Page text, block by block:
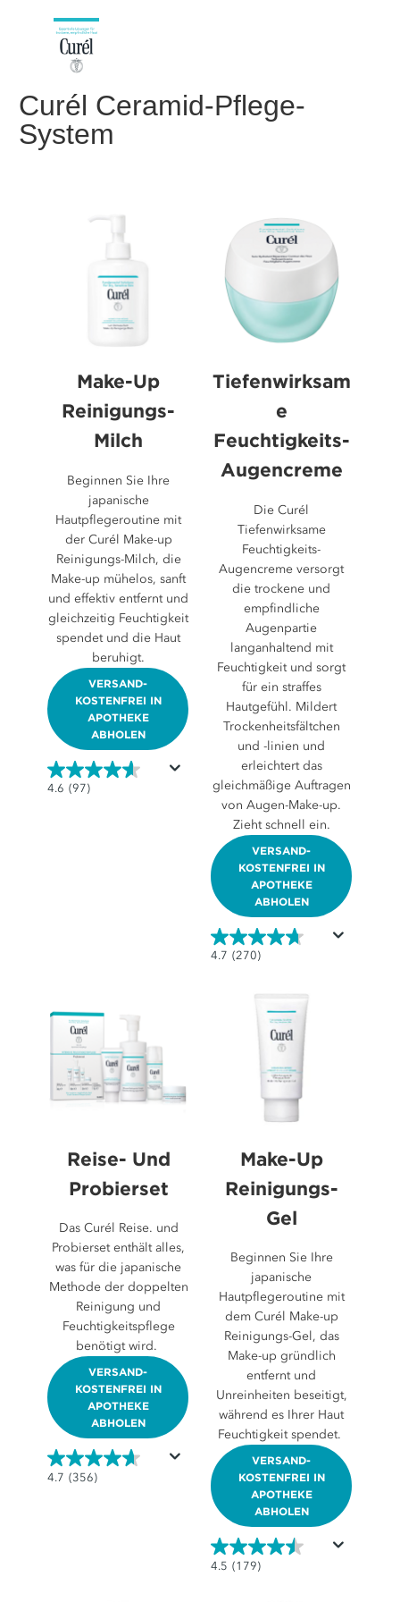
Curél Ceramid-Pflege-
System
Make-Up
Reinigungs-
Milch
Beginnen Sie Ihre
japanische
Hautpflegeroutine mit
der Curél Make-up
Reinigungs-Milch, die
Make-up mühelos, sanft
und effektiv entfernt und
gleichzeitig Feuchtigkeit
spendet und die Haut
beruhigt.
VERSAND-
KOSTENFREI IN
APOTHEKE
ABHOLEN
4.6 (97)
4.6
Tiefenwirksam
e
Feuchtigkeits-
Augencreme
Die Curél
Tiefenwirksame
Feuchtigkeits-
Augencreme versorgt
die trockene und
empfindliche
Augenpartie
langanhaltend mit
Feuchtigkeit und sorgt
für ein straffes
Hautgefühl. Mildert
Trockenheitsfältchen
und -linien und
erleichtert das
gleichmäßige Auftragen
von Augen-Make-up.
Zieht schnell ein.
VERSAND-
KOSTENFREI IN
APOTHEKE
ABHOLEN
4.7 (270)
4.7
Bewertungen
Reise- Und
Probierset
Das Curél Reise. und
Probierset enthält alles,
was für die japanische
Methode der doppelten
Reinigung und
Feuchtigkeitspflege
benötigt wird.
VERSAND-
KOSTENFREI IN
APOTHEKE
ABHOLEN
4.7 (356)
4.7
Make-Up
Reinigungs-
Gel
Beginnen Sie Ihre
japanische
Hautpflegeroutine mit
dem Curél Make-up
Reinigungs-Gel, das
Make-up gründlich
entfernt und
Unreinheiten beseitigt,
während es Ihrer Haut
Feuchtigkeit spendet.
VERSAND-
KOSTENFREI IN
APOTHEKE
ABHOLEN
4.5 (179)
4.5